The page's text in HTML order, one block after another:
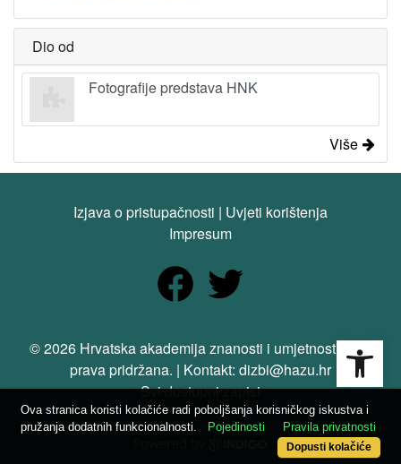
Dio od
Fotografije predstava HNK
Više
Izjava o pristupačnosti | Uvjeti korištenja
Impresum
© 2026 Hrvatska akademija znanosti i umjetnosti. Sva
prava pridržana. | Kontakt: dizbi@hazu.hr
Svi dostupni zapisi
Ova stranica koristi kolačiće radi poboljšanja korisničkog iskustva i
pružanja dodatnih funkcionalnosti.
Pojedinosti Pravila privatnosti
Dopusti kolačiće